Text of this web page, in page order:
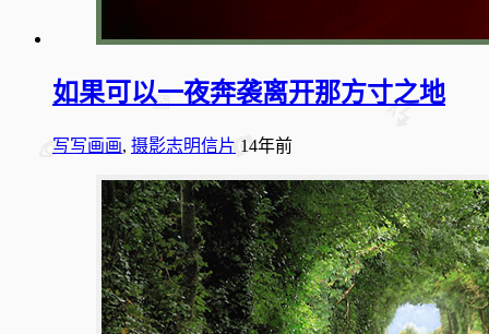
如果可以一夜奔袭离开那方寸之地
写写画画, 摄影志明信片 14年前